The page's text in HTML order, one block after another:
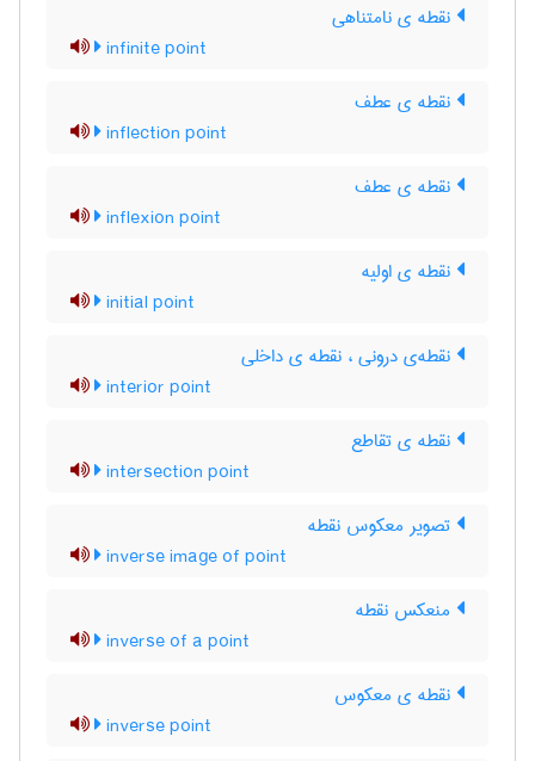
نقطه ی نامتناهی
infinite point
نقطه ی عطف
inflection point
نقطه ی عطف
inflexion point
نقطه ی اولیه
initial point
نقطه‌ی درونی ، نقطه ی داخلی
interior point
نقطه ی تقاطع
intersection point
تصویر معکوس نقطه
inverse image of point
منعکس نقطه
inverse of a point
نقطه ی معکوس
inverse point